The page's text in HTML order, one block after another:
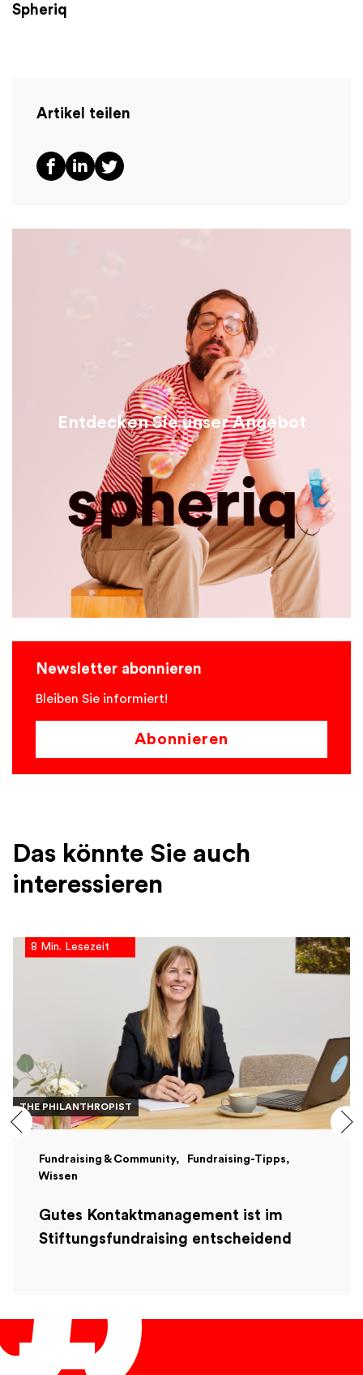
Spheriq
Artikel teilen
Entdecken Sie unser Angebot
Newsletter abonnieren
Bleiben Sie informiert!
Abonnieren
Das könnte Sie auch
interessieren
THE PHILANTHROPIST
8 Min. Lesezeit
Fundraising & Community
Fundraising-Tipps
Wissen
Gutes Kontaktmanagement ist im
Stiftungsfundraising entscheidend